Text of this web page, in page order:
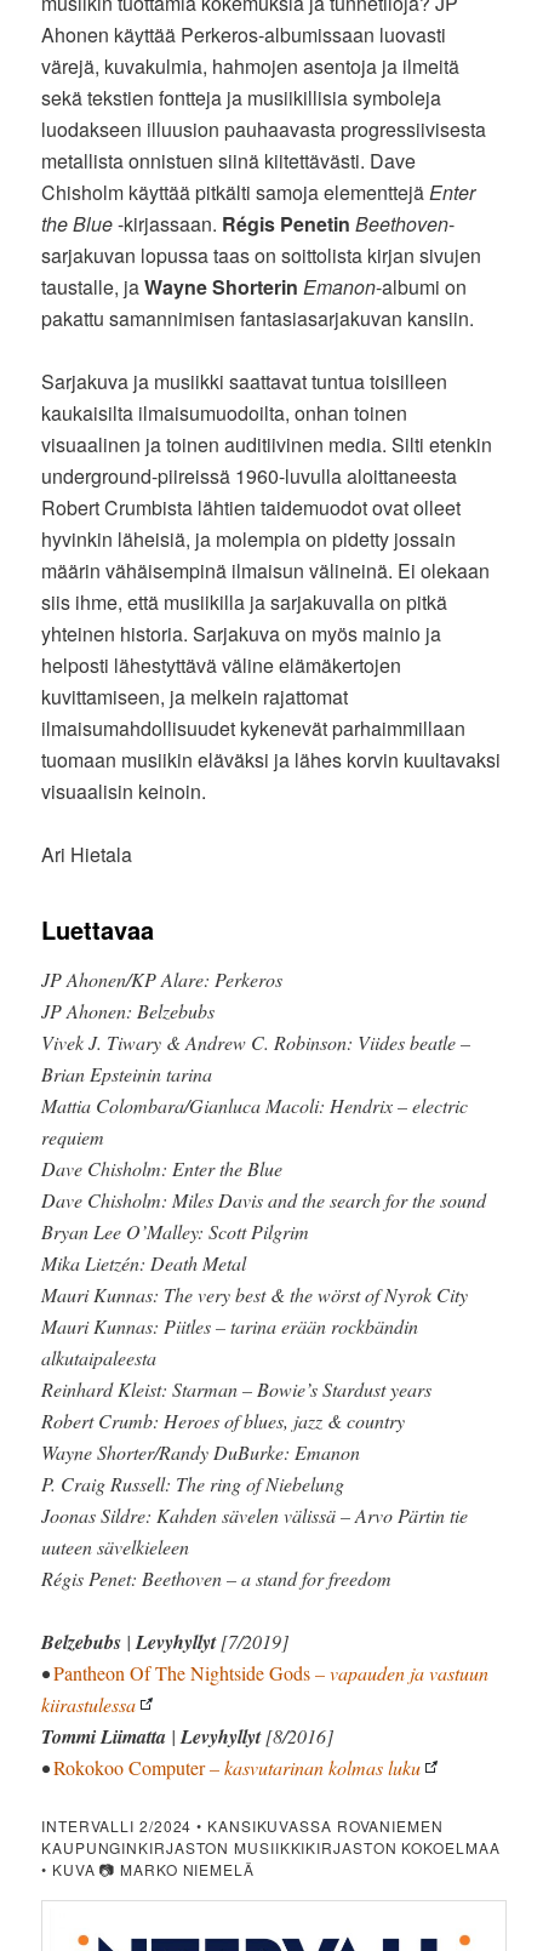
Ahonen käyttää Perkeros-albumissaan luovasti
värejä, kuvakulmia, hahmojen asentoja ja ilmeitä
sekä tekstien fontteja ja musiikillisia symboleja
luodakseen illuusion pauhaavasta progressiivisesta
metallista onnistuen siinä kiitettävästi. Dave
Chisholm käyttää pitkälti samoja elementtejäEnter
the Blue-kirjassaan. Régis Penetin Beethoven-
sarjakuvan lopussa taas on soittolista kirjan sivujen
taustalle, jaWayne Shorterin Emanon-albumi on
pakattu samannimisen fantasiasarjakuvan kansiin.
Sarjakuva ja musiikki saattavat tuntua toisilleen
kaukaisilta ilmaisumuodoilta, onhan toinen
visuaalinen ja toinen auditiivinen media. Silti etenkin
underground-piireissä 1960-luvulla aloittaneesta
Robert Crumbista lähtien taidemuodot ovat olleet
hyvinkin läheisiä, ja molempia on pidetty jossain
määrin vähäisempinä ilmaisun välineinä. Ei olekaan
siis ihme, että musiikilla ja sarjakuvalla on pitkä
yhteinen historia. Sarjakuva on myös mainio ja
helposti lähestyttävä väline elämäkertojen
kuvittamiseen, ja melkein rajattomat
ilmaisumahdollisuudet kykenevät parhaimmillaan
tuomaan musiikin eläväksi ja lähes korvin kuultavaksi
visuaalisin keinoin.
Ari Hietala
Luettavaa
JP Ahonen/KP Alare: Perkeros
JP Ahonen: Belzebubs
Vivek J. Tiwary & Andrew C. Robinson: Viides beatle –
Brian Epsteinin tarina
Mattia Colombara/Gianluca Macoli: Hendrix – electric
requiem
Dave Chisholm: Enter the Blue
Dave Chisholm: Miles Davis and the search for the sound
Bryan Lee O’Malley: Scott Pilgrim
Mika Lietzén: Death Metal
Mauri Kunnas: The very best & the wörst of Nyrok City
Mauri Kunnas: Piitles – tarina erään rockbändin
alkutaipaleesta
Reinhard Kleist: Starman – Bowie’s Stardust years
Robert Crumb: Heroes of blues, jazz & country
Wayne Shorter/Randy DuBurke: Emanon
P. Craig Russell: The ring of Niebelung
Joonas Sildre: Kahden sävelen välissä – Arvo Pärtin tie
uuteen sävelkieleen
Régis Penet: Beethoven – a stand for freedom
Belzebubs |Levyhyllyt[7/2019]
•Pantheon Of The Nightside Gods– vapauden ja vastuun
kiirastulessa
Tommi Liimatta |Levyhyllyt[8/2016]
•Rokokoo Computer– kasvutarinan kolmas luku
INTERVALLI 2/2024 • KANSIKUVASSA ROVANIEMEN
KAUPUNGINKIRJASTON MUSIIKKIKIRJASTON KOKOELMAA
• KUVA 📷 MARKO NIEMELÄ